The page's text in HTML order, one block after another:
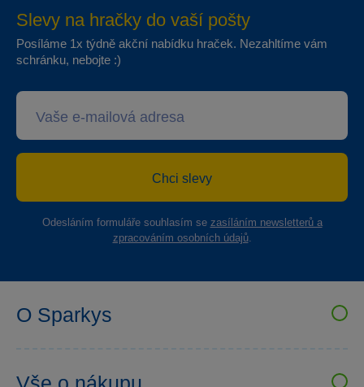
Slevy na hračky do vaší pošty
Posíláme 1x týdně akční nabídku hraček. Nezahltíme vám
schránku, nebojte :)
Chci slevy
Odesláním formuláře souhlasím se zasíláním newsletterů a
zpracováním osobních údajů.
O Sparkys